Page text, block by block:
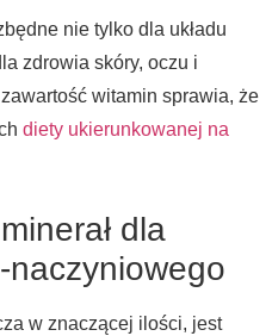
nie tylko dla układu
zdrowia skóry, oczu i
witamin sprawia, że
diety ukierunkowanej na
dla
naczyniowego
w znaczącej ilości, jest